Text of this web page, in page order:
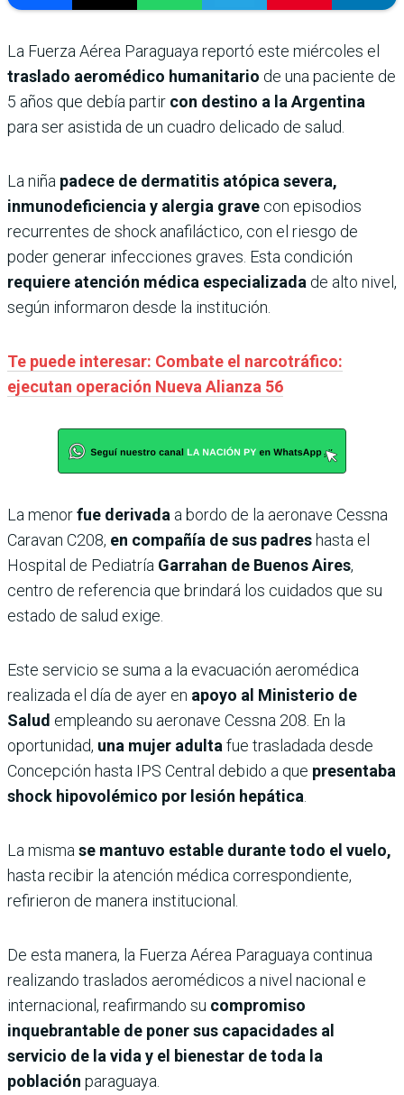
La Fuerza Aérea Paraguaya reportó este miércoles el
traslado aeromédico humanitario de una paciente de
5 años que debía partir con destino a la Argentina
para ser asistida de un cuadro delicado de salud.
La niña padece de dermatitis atópica severa,
inmunodeficiencia y alergia grave con episodios
recurrentes de shock anafiláctico, con el riesgo de
poder generar infecciones graves. Esta condición
requiere atención médica especializada de alto nivel,
según informaron desde la institución.
Te puede interesar: Combate el narcotráfico:
ejecutan operación Nueva Alianza 56
La menorfue derivada a bordo de la aeronave Cessna
Caravan C208, en compañía de sus padreshasta el
Hospital de Pediatría Garrahan de Buenos Aires,
centro de referencia que brindará los cuidados que su
estado de salud exige.
Este servicio se suma a la evacuación aeromédica
realizada el día de ayer en apoyo al Ministerio de
Salud empleando su aeronave Cessna 208. En la
oportunidad, una mujer adulta fue trasladada desde
Concepción hasta IPS Central debido a que presentaba
shock hipovolémico por lesión hepática
La misma se mantuvo estable durante todo el vuelo,
hasta recibir la atención médica correspondiente,
refirieron de manera institucional.
De esta manera, la Fuerza Aérea Paraguaya continua
realizando traslados aeromédicos a nivel nacional e
internacional, reafirmando su compromiso
inquebrantable de poner sus capacidades al
servicio de la vida y el bienestar de toda la
población paraguaya.